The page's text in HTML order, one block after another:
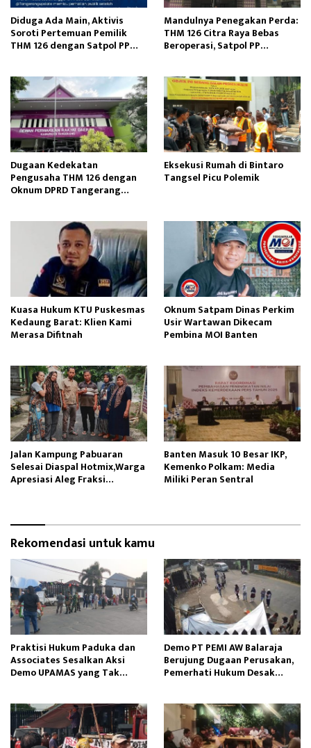
Diduga Ada Main, Aktivis
Soroti Pertemuan Pemilik
THM 126 dengan Satpol PP
Mandulnya Penegakan Perda:
THM 126 Citra Raya Bebas
Beroperasi, Satpol PP
Dugaan Kedekatan
Pengusaha THM 126 dengan
Oknum DPRD Tangerang
Eksekusi Rumah di Bintaro
Tangsel Picu Polemik
Kuasa Hukum KTU Puskesmas
Kedaung Barat: Klien Kami
Merasa Difitnah
Oknum Satpam Dinas Perkim
Usir Wartawan Dikecam
Pembina MOI Banten
Jalan Kampung Pabuaran
Selesai Diaspal Hotmix,Warga
Apresiasi Aleg Fraksi
Banten Masuk 10 Besar IKP,
Kemenko Polkam: Media
Miliki Peran Sentral
Rekomendasi untuk kamu
Praktisi Hukum Paduka dan
Associates Sesalkan Aksi
Demo UPAMAS yang Tak
Demo PT PEMI AW Balaraja
Berujung Dugaan Perusakan,
Pemerhati Hukum Desak